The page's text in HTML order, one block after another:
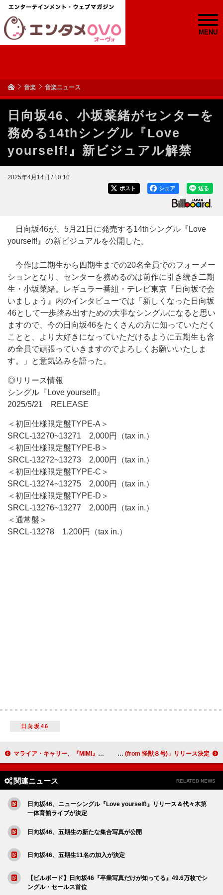
MENU
音楽 音楽ニュース
日向坂46、小坂菜緒がセンターを
務める14thシングル『Love
yourself!』新ビジュアル解禁
2025年4月14日 / 10:10
送る
シェア
ポスト
日向坂46が、5月21日に発売する14thシングル『Love
yourself!』の新ビジュアルを公開した。
今作は二期生から四期生までの20名全員でのフォーメー
ションとなり、センターを務めるのは前作に引き続き二期
生・小坂菜緒。レギュラー番組・テレビ東京『日向坂で会
いましょう』内のインタビューでは「新しくなった日向坂
46として一歩踏み出すための大事なシングルになると思い
ますので、今の日向坂46をたくさんの方に知っていただく
ことと、より大好きになっていただけるように五期生も含
め全員で頑張っていきますのでよろしくお願いいたしま
す。」と意気込みを語った。
◎リリース情報
シングル『Love yourself!』
2025/5/21 RELEASE
＜初回仕様限定盤TYPE-A＞
SRCL-13270~13271 2,000円（tax in.）
＜初回仕様限定盤TYPE-B＞
SRCL-13272~13273 2,000円（tax in.）
＜初回仕様限定盤TYPE-C＞
SRCL-13274~13275 2,000円（tax in.）
＜初回仕様限定盤TYPE-D＞
SRCL-13276~13277 2,000円（tax in.）
＜通常盤＞
SRCL-13278 1,200円（tax in.）
日向坂46
マライア・キャリー、『MIMI』20周年記念盤が発売決定＆「Don't Forget About Us (Kaytranada Remix)」公開 ワンリパブリック、東京で完成させた「保科の休日」エンディングテーマ「Invincible (from 怪獣８号)」リリース決定
関連ニュース RELATED NEWS
日向坂46、ニューシングル『Love yourself!』リリース＆代々木第
一体育館ライブが決定
日向坂46、五期生の新たな集合写真が公開
日向坂46、五期生11名の加入が決定
【ビルボード】日向坂46『卒業写真だけが知ってる』49.6万枚でシ
ングル・セールス首位